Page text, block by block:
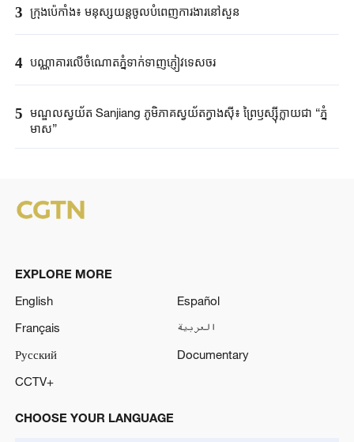
3 ក្រុងប៉េកាំង​៖ មនុស្សយន្ត​ចូលបំពេញ​ការងារនៅសួន​​
4 បណ្ណាគារលើចំណោតភ្នំទាក់ទាញភ្ញៀវទេសចរ
5 មណ្ឌលស្វយ័ត Sanjiang ភូមិភាគស្វយ័តក្វាងស៊ី៖ ព្រៃឫស្ស៊ីក្លាយជា “ភ្នំ
មាស”
EXPLORE MORE
English
Español
Français
العربية
Русский
Documentary
CCTV+
CHOOSE YOUR LANGUAGE